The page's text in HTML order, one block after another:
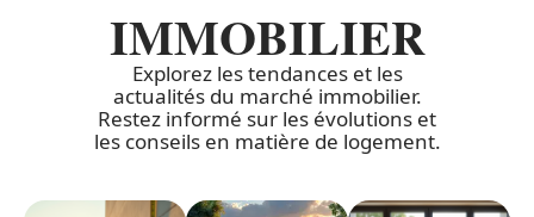
IMMOBILIER
Explorez les tendances et les
actualités du marché immobilier.
Restez informé sur les évolutions et
les conseils en matière de logement.